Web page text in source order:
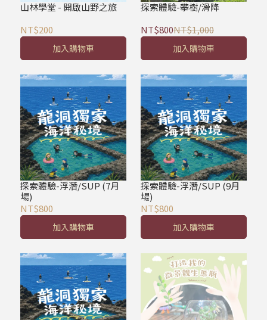
山林學堂 - 開啟山野之旅
NT$200
加入購物車
探索體驗-攀樹/滑降
NT$800NT$1,000
加入購物車
探索體驗-浮潛/SUP (7月
場)
NT$800
加入購物車
探索體驗-浮潛/SUP (9月
場)
NT$800
加入購物車